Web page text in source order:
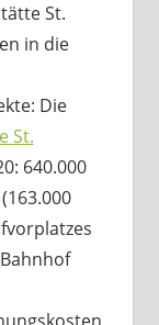
St.
in die
Die
St.
640.000